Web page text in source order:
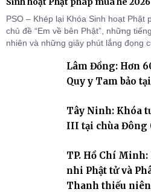
PSO – Khép lại Khóa Sinh hoạt Phật
chủ đề “Em về bên Phật”, những
nhiên và những giây phút lắng đọng
Tháp). Những tuần tu học ngắn
trang quý báu, gieo những hạt giống
Lâm Đồng: Hơn
Quy y Tam bảo
Tây Ninh: Khóa
III tại chùa Đông
TP. Hồ Chí
nhi Phật tử và
Thanh thiếu